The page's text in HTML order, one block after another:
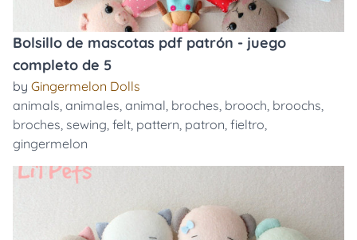
Bolsillo de mascotas pdf patrón - juego
completo de 5
by Gingermelon Dolls
animals, animales, animal, broches, brooch, broochs,
broches, sewing, felt, pattern, patron, fieltro,
gingermelon